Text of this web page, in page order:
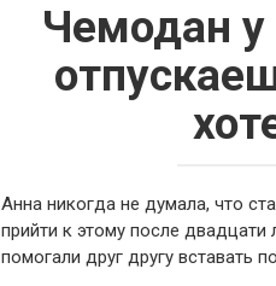
Чемодан у
Анна никогда не думала, что
прийти к этому после
помогали друг другу вставать